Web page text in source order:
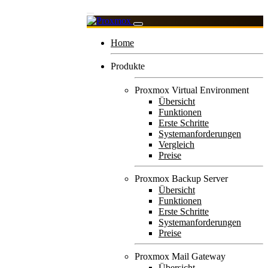
Home
Produkte
Proxmox Virtual Environment
Übersicht
Funktionen
Erste Schritte
Systemanforderungen
Vergleich
Preise
Proxmox Backup Server
Übersicht
Funktionen
Erste Schritte
Systemanforderungen
Preise
Proxmox Mail Gateway